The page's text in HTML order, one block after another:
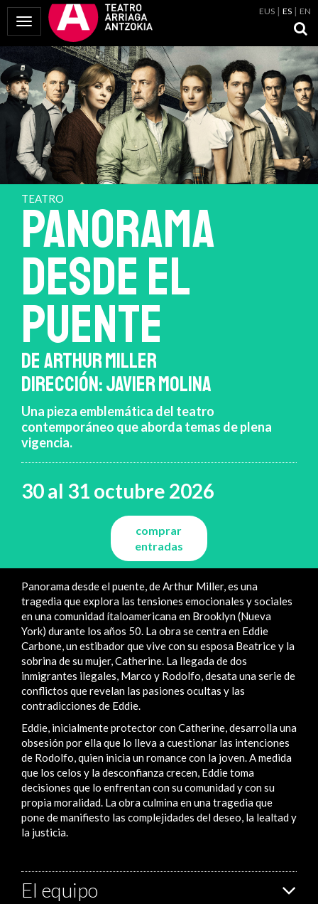
Mostrar Menú
EUS ES EN
TEATRO
PANORAMA
DESDE EL
PUENTE
DE ARTHUR MILLER
DIRECCIÓN: JAVIER MOLINA
Una pieza emblemática del teatro
contemporáneo que aborda temas de plena
vigencia.
30 al 31 octubre 2026
comprar
entradas
Panorama desde el puente, de Arthur Miller, es una
tragedia que explora las tensiones emocionales y sociales
en una comunidad ítaloamericana en Brooklyn (Nueva
York) durante los años 50. La obra se centra en Eddie
Carbone, un estibador que vive con su esposa Beatrice y la
sobrina de su mujer, Catherine. La llegada de dos
inmigrantes ilegales, Marco y Rodolfo, desata una serie de
conflictos que revelan las pasiones ocultas y las
contradicciones de Eddie.
Eddie, inicialmente protector con Catherine, desarrolla una
obsesión por ella que lo lleva a cuestionar las intenciones
de Rodolfo, quien inicia un romance con la joven. A medida
que los celos y la desconfianza crecen, Eddie toma
decisiones que lo enfrentan con su comunidad y con su
propia moralidad. La obra culmina en una tragedia que
pone de manifiesto las complejidades del deseo, la lealtad y
la justicia.
El equipo